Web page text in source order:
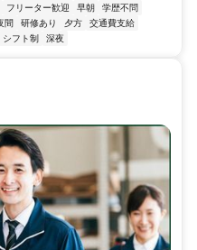
フリーター歓迎 早朝
学歴不問
間 研修あり 夕方
交通費支給
シフト制 深夜